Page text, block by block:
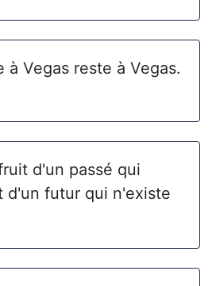
à Vegas reste à Vegas.
d'un passé qui
d'un futur qui n'existe